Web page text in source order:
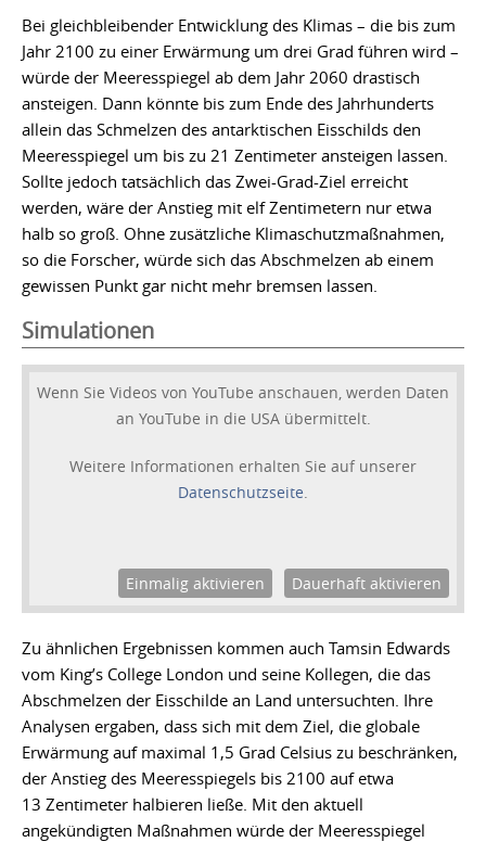
Bei gleichbleibender Entwicklung des Klimas – die bis zum
Jahr 2100 zu einer Erwärmung um drei Grad führen wird –
würde der Meeresspiegel ab dem Jahr 2060 drastisch
ansteigen. Dann könnte bis zum Ende des Jahrhunderts
allein das Schmelzen des antarktischen Eisschilds den
Meeresspiegel um bis zu 21 Zentimeter ansteigen lassen.
Sollte jedoch tatsächlich das Zwei-Grad-Ziel erreicht
werden, wäre der Anstieg mit elf Zentimetern nur etwa
halb so groß. Ohne zusätzliche Klimaschutzmaßnahmen,
so die Forscher, würde sich das Abschmelzen ab einem
gewissen Punkt gar nicht mehr bremsen lassen.
Simulationen
Wenn Sie Videos von YouTube anschauen, werden Daten
an YouTube in die USA übermittelt.
Weitere Informationen erhalten Sie auf unserer
Datenschutzseite.
Einmalig aktivieren Dauerhaft aktivieren
Zu ähnlichen Ergebnissen kommen auch Tamsin Edwards
vom King’s College London und seine Kollegen, die das
Abschmelzen der Eisschilde an Land untersuchten. Ihre
Analysen ergaben, dass sich mit dem Ziel, die globale
Erwärmung auf maximal 1,5 Grad Celsius zu beschränken,
der Anstieg des Meeresspiegels bis 2100 auf etwa
13 Zentimeter halbieren ließe. Mit den aktuell
angekündigten Maßnahmen würde der Meeresspiegel